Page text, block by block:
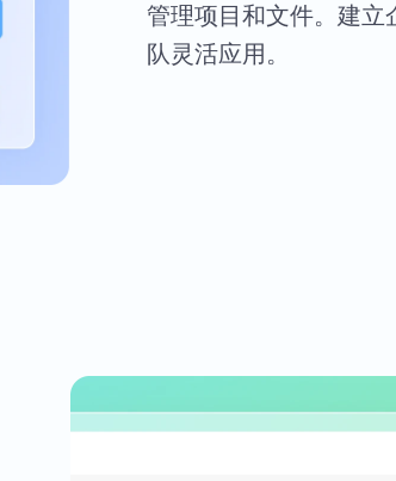
管理项目和文件。建立
队灵活应用。